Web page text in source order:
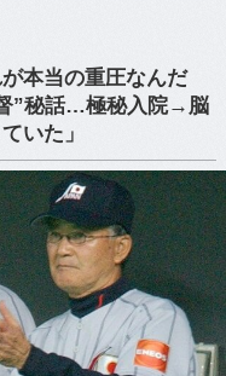
本当の重圧なんだ
”秘話…極秘入院→脳
いた」